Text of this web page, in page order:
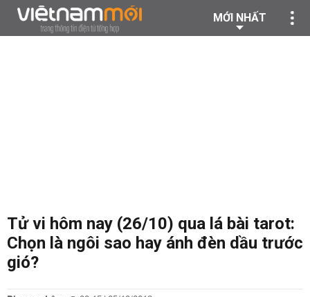
MỚI NHẤT
Tử vi hôm nay (26/10) qua lá bài tarot:
Chọn là ngôi sao hay ánh đèn dầu trước
gió?